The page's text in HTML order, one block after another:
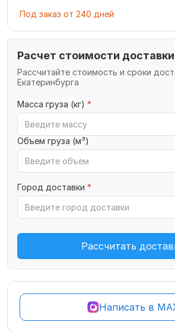
Под заказ от 240 дней
Расчет стоимости доставки
Рассчитайте стоимость и сроки
Екатеринбурга
Масса груза (кг) *
Объем груза (м³)
Город доставки *
Рассчитать
Написать в